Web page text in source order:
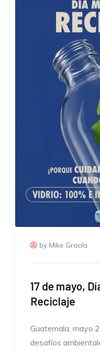
by Mike Gracía
17 de mayo,
Reciclaje
Guatemala, mayo
desafíos